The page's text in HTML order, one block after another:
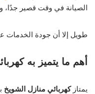
الصيانة في وقت قصير جدًا،
طويل إلا أن جودة الخدمات
أهم ما يتميز به
يمتازكهربائي منازل الشويخ